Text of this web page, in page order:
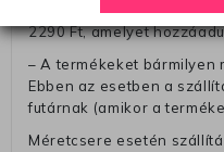
– Ha vissza akarja
2290 Ft, amelyet
– A termékeket bármilyen
Ebben az esetben a
futárnak (amikor a
Méretcsere esetén